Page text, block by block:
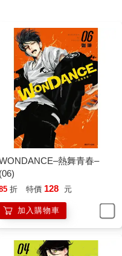
熱舞青春–
(06)
折 特價 128 元
加入購物車